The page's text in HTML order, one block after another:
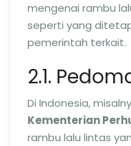
mengenai rambu
seperti yang
pemerintah terkait.
2.1.
Di Indonesia,
Kementerian
rambu lalu lintas